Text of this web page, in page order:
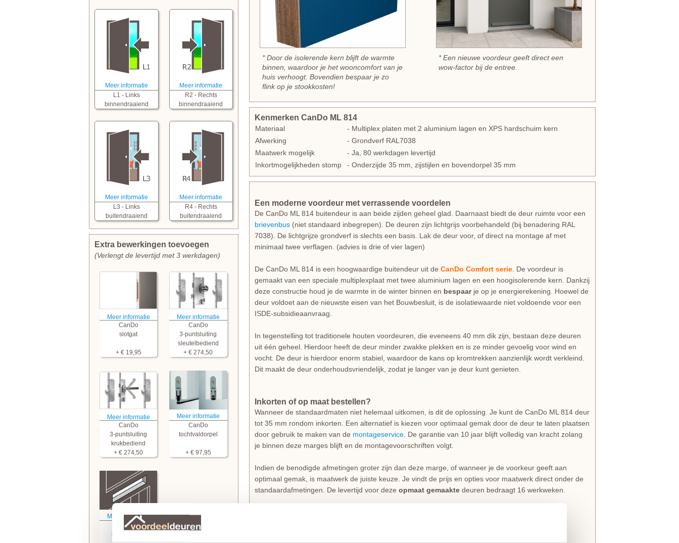
Meer informatie
L1 - Links
binnendraaiend
Meer informatie
R2 - Rechts
binnendraaiend
Meer informatie
L3 - Links
buitendraaiend
Meer informatie
R4 - Rechts
buitendraaiend
Extra bewerkingen toevoegen
(Verlengt de levertijd met 3 werkdagen)
Meer informatie
CanDo
slotgat
+ € 19,95
Meer informatie
CanDo
3-puntsluiting
sleutelbediend
+ € 274,50
Meer informatie
CanDo
3-puntsluiting
krukbediend
+ € 274,50
Meer informatie
CanDo
tochtvaldorpel
+ € 97,95
Meer informatie
CanDo
brievensleuf
* Door de isolerende kern blijft de warmte
binnen, waardoor je het wooncomfort van je
huis verhoogt. Bovendien bespaar je zo
flink op je stookkosten!
* Een nieuwe voordeur geeft direct een
wow-factor bij de entree.
Kenmerken CanDo ML 814
Materiaal
- Multiplex platen met 2 aluminium lagen en XPS hardschuim kern
Afwerking
- Grondverf RAL7038
Maatwerk mogelijk
- Ja, 80 werkdagen levertijd
Inkortmogelijkheden stomp
- Onderzijde 35 mm, zijstijlen en bovendorpel 35 mm
Een moderne voordeur met verrassende voordelen
De CanDo ML 814 buitendeur is aan beide zijden geheel glad. Daarnaast biedt de deur ruimte voor een
brievenbus (niet standaard inbegrepen). De deuren zijn lichtgrijs voorbehandeld (bij benadering RAL
7038). De lichtgrijze grondverf is slechts een basis. Lak de deur voor, of direct na montage af met
minimaal twee verflagen. (advies is drie of vier lagen)
De CanDo ML 814 is een hoogwaardige buitendeur uit de CanDo Comfort serie . De voordeur is
gemaakt van een speciale multiplexplaat met twee aluminium lagen en een hoogisolerende kern. Dankzij
deze constructie houd je de warmte in de winter binnen en bespaarje op je energierekening. Hoewel de
deur voldoet aan de nieuwste eisen van het Bouwbesluit, is de isolatiewaarde niet voldoende voor een
ISDE-subsidieaanvraag.
In tegenstelling tot traditionele houten voordeuren, die eveneens 40 mm dik zijn, bestaan deze deuren
uit één geheel. Hierdoor heeft de deur minder zwakke plekken en is ze minder gevoelig voor wind en
vocht. De deur is hierdoor enorm stabiel, waardoor de kans op kromtrekken aanzienlijk wordt verkleind.
Dit maakt de deur onderhoudsvriendelijk, zodat je langer van je deur kunt genieten.
Inkorten of op maat bestellen?
Wanneer de standaardmaten niet helemaal uitkomen, is dit de oplossing. Je kunt de CanDo ML 814 deur
tot 35 mm rondom inkorten. Een alternatief is kiezen voor optimaal gemak door de deur te laten plaatsen
door gebruik te maken van de montageservice . De garantie van 10 jaar blijft volledig van kracht zolang
je binnen deze marges blijft en de montagevoorschriften volgt.
Indien de benodigde afmetingen groter zijn dan deze marge, of wanneer je de voorkeur geeft aan
optimaal gemak, is maatwerk de juiste keuze. Je vindt de prijs en opties voor maatwerk direct onder de
standaardafmetingen. De levertijd voor deze opmaat gemaakte deuren bedraagt 16 werkweken.